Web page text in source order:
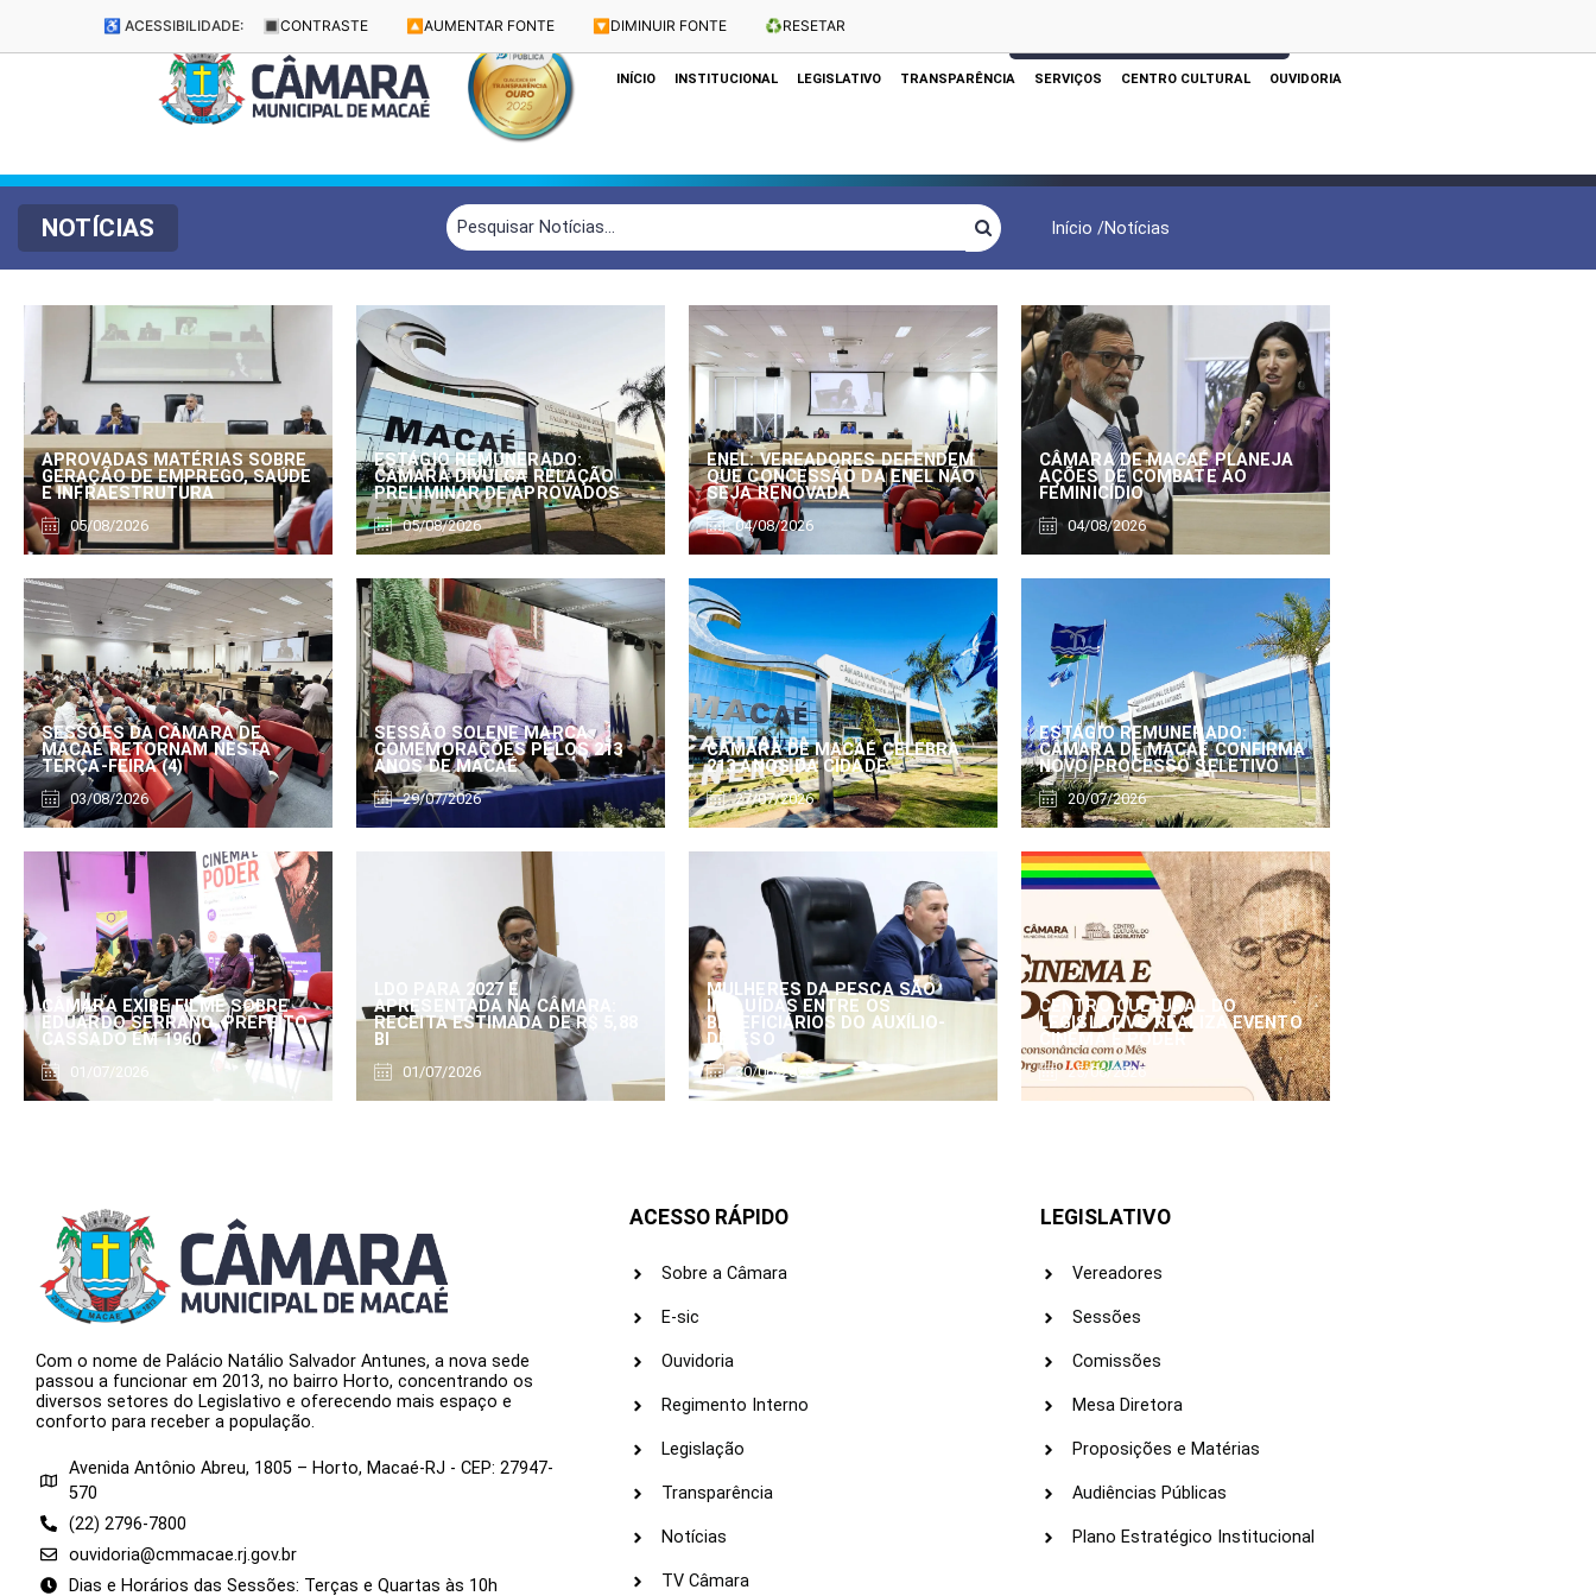
♿ ACESSIBILIDADE: 🔳 CONTRASTE 🔼 AUMENTAR FONTE 🔽 DIMINUIR FONTE ♻️RESETAR
Dias e Horários das Sessões: Terças e Quartas às 10h
INÍCIO INSTITUCIONAL LEGISLATIVO TRANSPARÊNCIA SERVIÇOS CENTRO CULTURAL OUVIDORIA
NOTÍCIAS Início /Notícias
APROVADAS MATÉRIAS SOBRE
GERAÇÃO DE EMPREGO, SAÚDE
E INFRAESTRUTURA
05/08/2026
ESTÁGIO REMUNERADO:
CÂMARA DIVULGA RELAÇÃO
PRELIMINAR DE APROVADOS
05/08/2026
ENEL: VEREADORES DEFENDEM
QUE CONCESSÃO DA ENEL NÃO
SEJA RENOVADA
04/08/2026
CÂMARA DE MACAÉ PLANEJA
AÇÕES DE COMBATE AO
FEMINICÍDIO
04/08/2026
SESSÕES DA CÂMARA DE
MACAÉ RETORNAM NESTA
TERÇA-FEIRA (4)
03/08/2026
SESSÃO SOLENE MARCA
COMEMORAÇÕES PELOS 213
ANOS DE MACAÉ
29/07/2026
CÂMARA DE MACAÉ CELEBRA
213 ANOS DA CIDADE
27/07/2026
ESTÁGIO REMUNERADO:
CÂMARA DE MACAÉ CONFIRMA
NOVO PROCESSO SELETIVO
20/07/2026
CÂMARA EXIBE FILME SOBRE
EDUARDO SERRANO, PREFEITO
CASSADO EM 1960
01/07/2026
LDO PARA 2027 É
APRESENTADA NA CÂMARA:
RECEITA ESTIMADA DE R$ 5,88
BI
01/07/2026
MULHERES DA PESCA SÃO
INCLUÍDAS ENTRE OS
BENEFICIÁRIOS DO AUXÍLIO-
DEFESO
30/06/2026
CENTRO CULTURAL DO
LEGISLATIVO REALIZA EVENTO
CINEMA E PODER
25/06/2026
Com o nome de Palácio Natálio Salvador Antunes, a nova sede
passou a funcionar em 2013, no bairro Horto, concentrando os
diversos setores do Legislativo e oferecendo mais espaço e
conforto para receber a população.
Avenida Antônio Abreu, 1805 – Horto, Macaé-RJ - CEP: 27947-
570
(22) 2796-7800
ouvidoria@cmmacae.rj.gov.br
Dias e Horários das Sessões: Terças e Quartas às 10h
ACESSO RÁPIDO
Sobre a Câmara
E-sic
Ouvidoria
Regimento Interno
Legislação
Transparência
Notícias
TV Câmara
LEGISLATIVO
Vereadores
Sessões
Comissões
Mesa Diretora
Proposições e Matérias
Audiências Públicas
Plano Estratégico Institucional